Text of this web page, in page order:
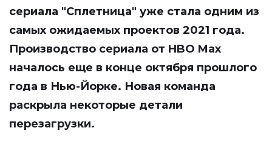
сериала "Сплетница" уже стала одним из
самых ожидаемых проектов 2021 года.
Производство сериала от HBO Max
началось еще в конце октября прошлого
года в Нью-Йорке. Новая команда
раскрыла некоторые детали
перезагрузки.